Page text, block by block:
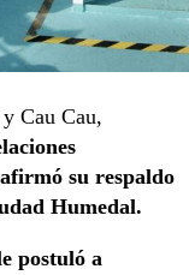
Cau Cau,
su respaldo
Humedal.
postuló a